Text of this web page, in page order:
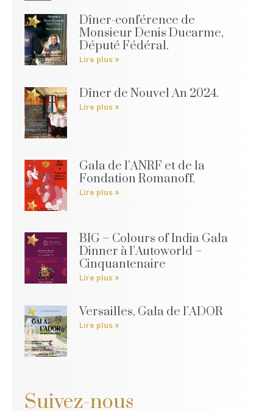
Dîner-conférence de
Monsieur Denis Ducarme,
Député Fédéral.
Lire plus »
Dîner de Nouvel An 2024.
Lire plus »
Gala de l’ANRF et de la
Fondation Romanoff.
Lire plus »
BIG – Colours of India Gala
Dinner à l’Autoworld –
Cinquantenaire
Lire plus »
Versailles, Gala de l’ADOR
Lire plus »
Suivez-nous